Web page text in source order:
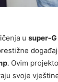
u super-
. Ovim
svoje